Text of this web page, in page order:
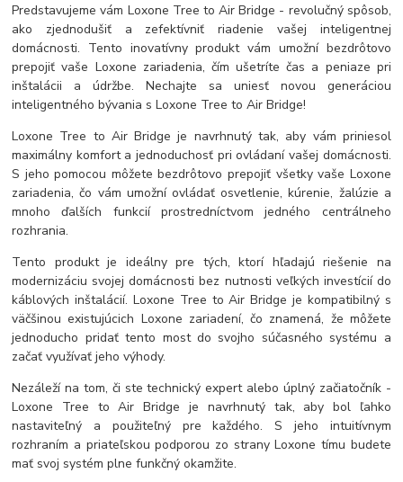
Predstavujeme vám Loxone Tree to Air Bridge - revolučný spôsob,
ako zjednodušiť a zefektívniť riadenie vašej inteligentnej
domácnosti. Tento inovatívny produkt vám umožní bezdrôtovo
prepojiť vaše Loxone zariadenia, čím ušetríte čas a peniaze pri
inštalácii a údržbe. Nechajte sa uniesť novou generáciou
inteligentného bývania s Loxone Tree to Air Bridge!
Loxone Tree to Air Bridge je navrhnutý tak, aby vám priniesol
maximálny komfort a jednoduchosť pri ovládaní vašej domácnosti.
S jeho pomocou môžete bezdrôtovo prepojiť všetky vaše Loxone
zariadenia, čo vám umožní ovládať osvetlenie, kúrenie, žalúzie a
mnoho ďalších funkcií prostredníctvom jedného centrálneho
rozhrania.
Tento produkt je ideálny pre tých, ktorí hľadajú riešenie na
modernizáciu svojej domácnosti bez nutnosti veľkých investícií do
káblových inštalácií. Loxone Tree to Air Bridge je kompatibilný s
väčšinou existujúcich Loxone zariadení, čo znamená, že môžete
jednoducho pridať tento most do svojho súčasného systému a
začať využívať jeho výhody.
Nezáleží na tom, či ste technický expert alebo úplný začiatočník -
Loxone Tree to Air Bridge je navrhnutý tak, aby bol ľahko
nastaviteľný a použiteľný pre každého. S jeho intuitívnym
rozhraním a priateľskou podporou zo strany Loxone tímu budete
mať svoj systém plne funkčný okamžite.